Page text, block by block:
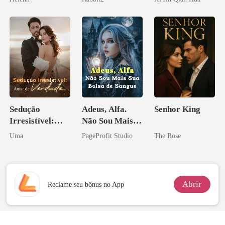
Sedução
Irresistível:
Amar de
Uma
Adeus, Alfa.
Não Sou Mais
Sua Bolsa de
PageProfit Studio
Senhor King
The Rose
Reclame seu bônus no App Abrir